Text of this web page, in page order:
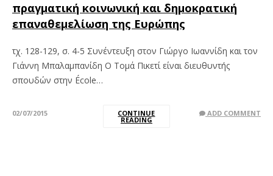
πραγματική κοινωνική και δημοκρατική
επαναθεμελίωση της Ευρώπης
τχ. 128-129, σ. 4-5 Συνέντευξη στον Γιώργο Ιωαννίδη και τον
Γιάννη Μπαλαμπανίδη Ο Τομά Πικετί είναι διευθυντής
σπουδών στην École…
02/07/2015 CONTINUE
READING
ADD COMMENT